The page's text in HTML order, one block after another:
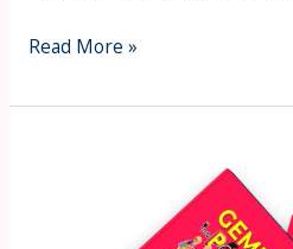
Read More »